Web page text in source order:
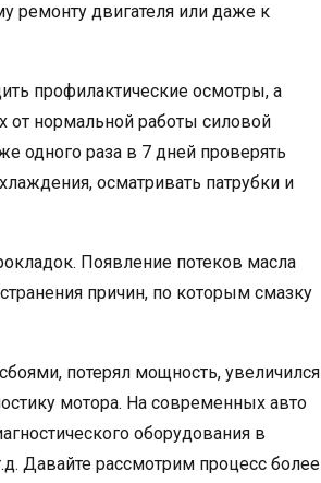
ремонту двигателя или даже к
профилактические осмотры, а
от нормальной работы силовой
одного раза в 7 дней проверять
осматривать патрубки и
Появление потеков масла
причин, по которым смазку
потерял мощность, увеличился
мотора. На современных авто
оборудования в
Давайте рассмотрим процесс более